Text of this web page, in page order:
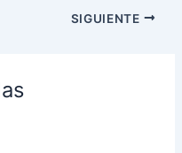
SIGUIENTE